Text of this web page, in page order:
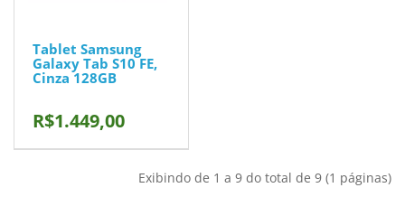
Tablet Samsung
Galaxy Tab S10 FE,
Cinza 128GB
R$1.449,00
Exibindo de 1 a 9 do total de 9 (1 páginas)